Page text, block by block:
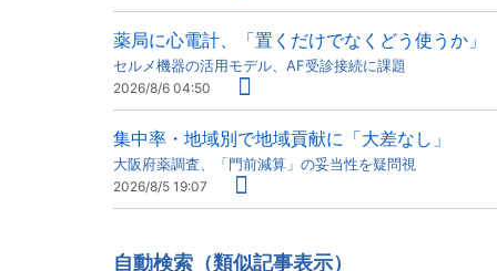
薬局に心電計、「置くだけでなくどう使うか」
セルメ機器の活用モデル、AF受診接続に課題
2026/8/6 04:50
集中率・地域別で地域貢献に「大差なし」
大阪府薬調査、「門前減算」の妥当性を疑問視
2026/8/5 19:07
自動検索（類似記事表示）